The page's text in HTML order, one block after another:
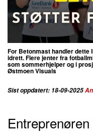
For Betonmast handler
idrett. Flere jenter fra
som sommerhjelper og i
Østmoen Visuals
Sist oppdatert: 18-09-2025